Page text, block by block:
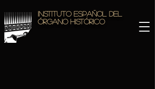
Instituto Español del
Órgano Histórico